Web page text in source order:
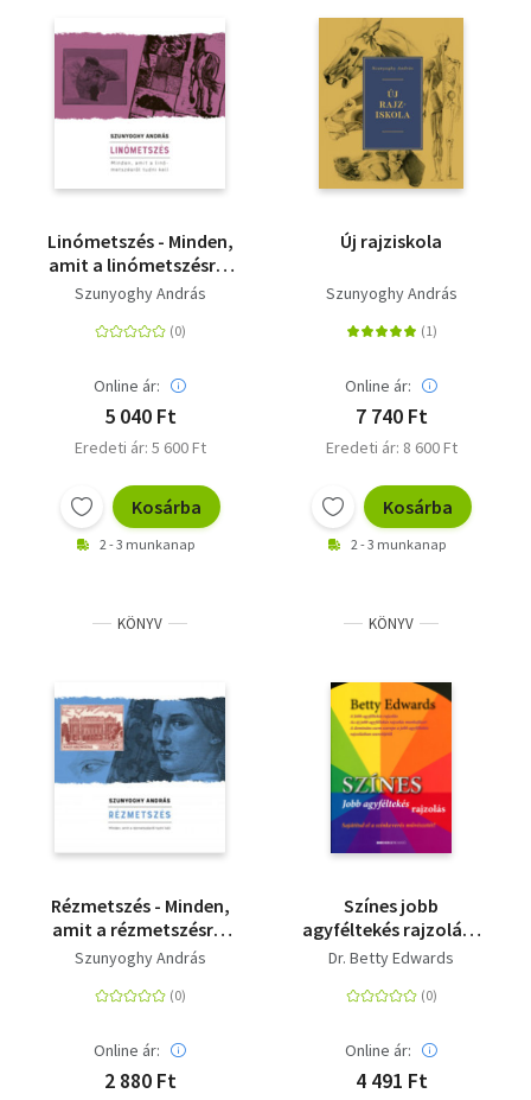
Linómetszés - Minden,
amit a linómetszésről
tudni kell
Szunyoghy András
Online ár:
5 040 Ft
Eredeti ár: 5 600 Ft
Kosárba
2 - 3 munkanap
Új rajziskola
Szunyoghy András
Online ár:
7 740 Ft
Eredeti ár: 8 600 Ft
Kosárba
2 - 3 munkanap
KÖNYV
Rézmetszés - Minden,
amit a rézmetszésről
tudni kell
Szunyoghy András
Online ár:
2 880 Ft
KÖNYV
Színes jobb
agyféltekés rajzolás -
Sajátítsd el a
művészetét!
Dr. Betty Edwards
Online ár:
4 491 Ft